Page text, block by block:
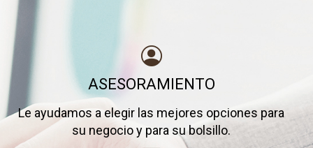
ASESORAMIENTO
Le ayudamos a elegir las mejores opciones para
su negocio y para su bolsillo.